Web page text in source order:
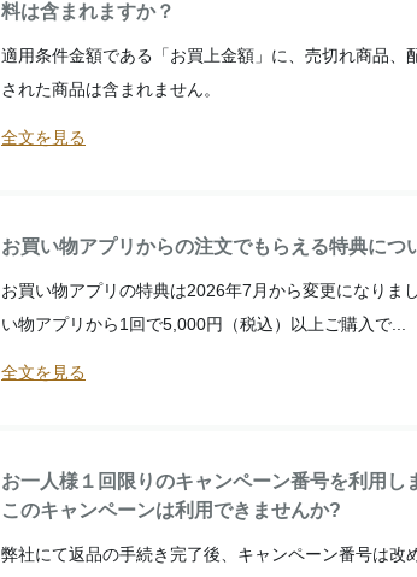
料は含まれますか？
適用条件金額である「お買上金額」に、売切れ商品
された商品は含まれません。
全文を見る
お買い物アプリからの注文でもらえる特典につ
お買い物アプリの特典は2026年7月から変更になり
い物アプリから1回で5,000円（税込）以上ご購入で...
全文を見る
お一人様１回限りのキャンペーン番号を利用し
このキャンペーンは利用できませんか?
弊社にて返品の手続き完了後、キャンペーン番号は